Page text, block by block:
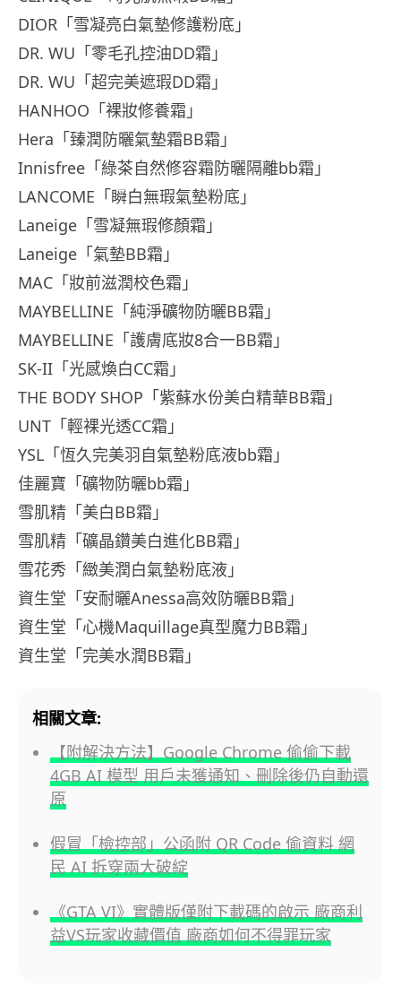
DIOR「雪凝亮白氣墊修護粉底」
DR. WU「零毛孔控油DD霜」
DR. WU「超完美遮瑕DD霜」
HANHOO「裸妝修養霜」
Hera「臻潤防曬氣墊霜BB霜」
Innisfree「綠茶自然修容霜防曬隔離bb霜」
LANCOME「瞬白無瑕氣墊粉底」
Laneige「雪凝無瑕修顏霜」
Laneige「氣墊BB霜」
MAC「妝前滋潤校色霜」
MAYBELLINE「純淨礦物防曬BB霜」
MAYBELLINE「護膚底妝8合一BB霜」
SK-II「光感煥白CC霜」
THE BODY SHOP「紫蘇水份美白精華BB霜」
UNT「輕裸光透CC霜」
YSL「恆久完美羽自氣墊粉底液bb霜」
佳麗寶「礦物防曬bb霜」
雪肌精「美白BB霜」
雪肌精「礦晶鑽美白進化BB霜」
雪花秀「緻美潤白氣墊粉底液」
資生堂「安耐曬Anessa高效防曬BB霜」
資生堂「心機Maquillage真型魔力BB霜」
資生堂「完美水潤BB霜」
相關文章:
【附解決方法】Google Chrome 偷偷下載
4GB AI 模型 用戶未獲通知、刪除後仍自動還
原
假冒「檢控部」公函附 QR Code 偷資料 網
民 AI 拆穿兩大破綻
《GTA VI》實體版僅附下載碼的啟示 廠商利
益VS玩家收藏價值 廠商如何不得罪玩家